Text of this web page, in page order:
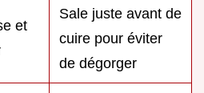
et
Sale juste avant de
cuire pour éviter
de dégorger